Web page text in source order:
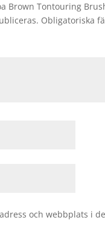
Brown Tontouring
Obligatoriska
och webbplats i